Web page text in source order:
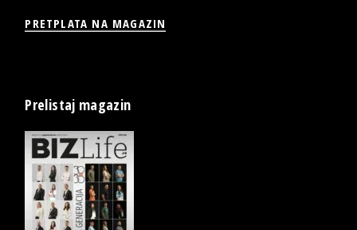
PRETPLATA NA MAGAZIN
Prelistaj magazin